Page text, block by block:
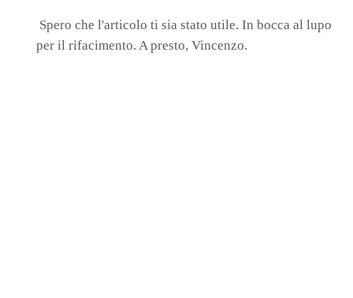
Spero che l'articolo ti sia stato utile. In bocca al lupo
per il rifacimento. A presto, Vincenzo.